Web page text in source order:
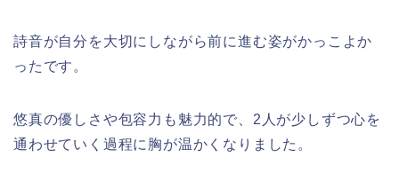
詩音が自分を大切にしながら前に進む姿がかっこよか
ったです。
悠真の優しさや包容力も魅力的で、2人が少しずつ心を
通わせていく過程に胸が温かくなりました。